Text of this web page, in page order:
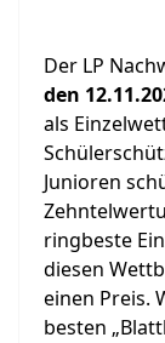
Der LP
den
als
Junioren
ringbeste
diesen
einen Preis.
besten